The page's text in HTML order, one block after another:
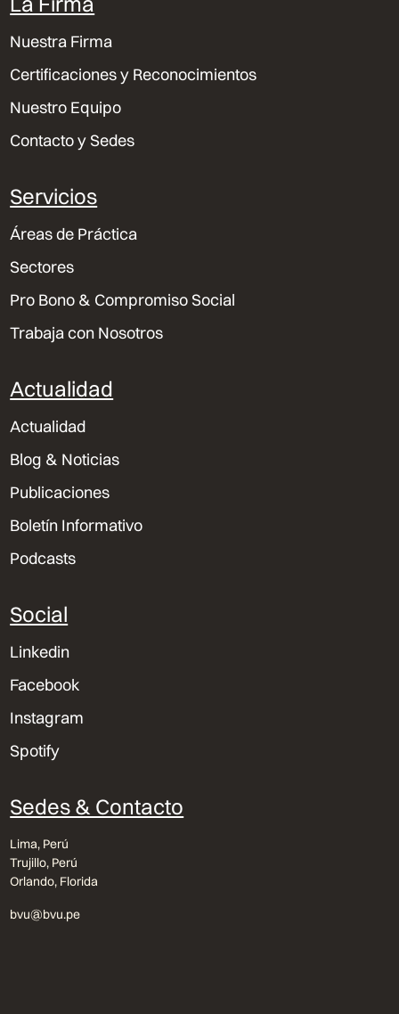
Nuestra Firma
Certificaciones y Reconocimientos
Nuestro Equipo
Contacto y Sedes
Servicios
Áreas de Práctica
Sectores
Pro Bono & Compromiso Social
Trabaja con Nosotros
Actualidad
Actualidad
Blog & Noticias
Publicaciones
Boletín Informativo
Podcasts
Social
Linkedin
Facebook
Instagram
Spotify
Sedes & Contacto
Lima, Perú
Trujillo, Perú
Orlando, Florida
bvu@bvu.pe